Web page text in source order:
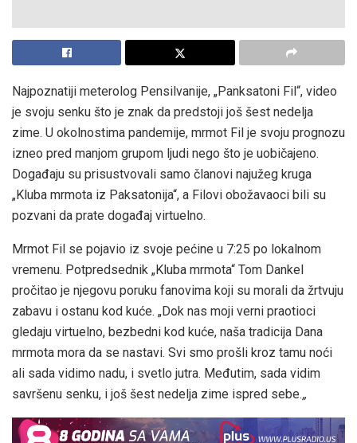
Najpoznatiji meterolog Pensilvanije, „Panksatoni Fil“, video
je svoju senku što je znak da predstoji još šest nedelja
zime. U okolnostima pandemije, mrmot Fil je svoju prognozu
izneo pred manjom grupom ljudi nego što je uobičajeno.
Događaju su prisustvovali samo članovi najužeg kruga
„Kluba mrmota iz Paksatonija“, a Filovi obožavaoci bili su
pozvani da prate događaj virtuelno.
Mrmot Fil se pojavio iz svoje pećine u 7:25 po lokalnom
vremenu. Potpredsednik „Kluba mrmota“ Tom Dankel
pročitao je njegovu poruku fanovima koji su morali da žrtvuju
zabavu i ostanu kod kuće. „Dok nas moji verni praotioci
gledaju virtuelno, bezbedni kod kuće, naša tradicija Dana
mrmota mora da se nastavi. Svi smo prošli kroz tamu noći
ali sada vidimo nadu, i svetlo jutra. Međutim, sada vidim
savršenu senku, i još šest nedelja zime ispred sebe.„